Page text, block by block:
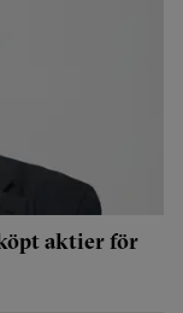
aktier för